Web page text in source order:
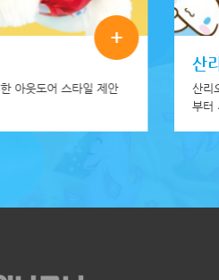
+
아웃도어 스타일 제안
산
산리
부터